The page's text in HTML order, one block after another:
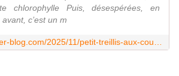
chlorophylle Puis, désespérées, en
c’est un m